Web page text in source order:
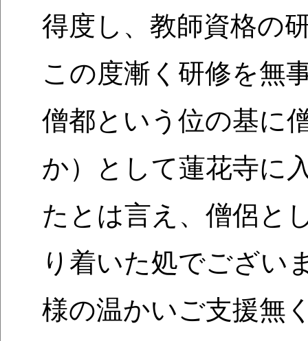
得度し、教師資格の
この度漸く研修を無
僧都という位の基に
か）として蓮花寺に
たとは言え、僧侶と
り着いた処でござい
様の温かいご支援無